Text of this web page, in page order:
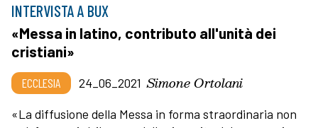
INTERVISTA A BUX
«Messa in latino, contributo all'unità dei
cristiani»
ECCLESIA 24_06_2021 Simone Ortolani
«La diffusione della Messa in forma straordinaria non